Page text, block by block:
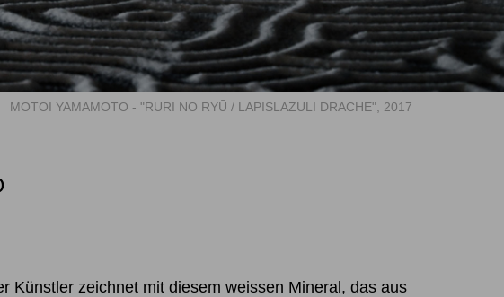
MOTOI YAMAMOTO - "RURI NO RYŪ / LAPISLAZULI DRACHE", 2017
Künstler zeichnet mit diesem weissen Mineral, das aus